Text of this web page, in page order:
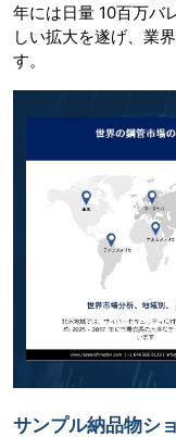
年には日量 10百万バ
しい拡大を遂げ、業
す。
サンプル納品物シ